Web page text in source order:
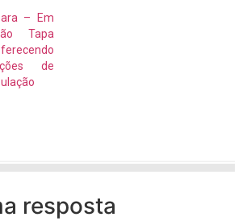
– Em
Tapa
de
resposta